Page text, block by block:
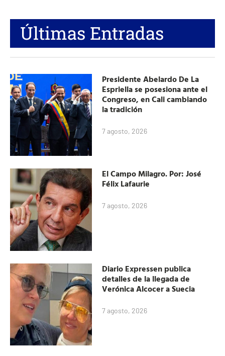
Últimas Entradas
Presidente Abelardo De La
Espriella se posesiona ante el
Congreso, en Cali cambiando
la tradición
7 agosto, 2026
El Campo Milagro. Por: José
Félix Lafaurie
7 agosto, 2026
Diario Expressen publica
detalles de la llegada de
Verónica Alcocer a Suecia
7 agosto, 2026